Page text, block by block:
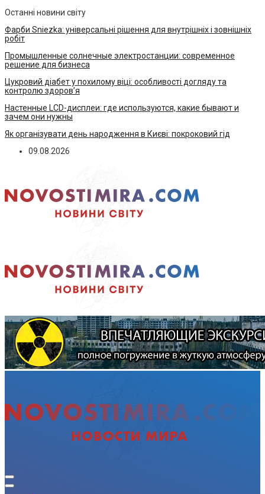
Останні новини світу
Фарби Sniezka: універсальні рішення для внутрішніх і зовнішніх
робіт
Промышленные солнечные электростанции: современное
решение для бизнеса
Цукровий діабет у похилому віці: особливості догляду та
контролю здоров’я
Настенные LCD-дисплеи: где используются, какие бывают и
зачем они нужны
Як організувати день народження в Києві: покроковий гід
09.08.2026